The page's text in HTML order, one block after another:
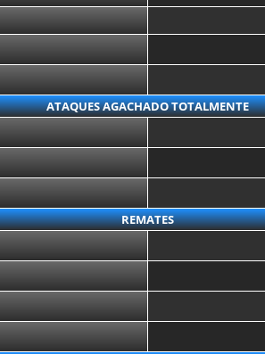
ATAQUES AGACHADO TOTALMENTE
REMATES